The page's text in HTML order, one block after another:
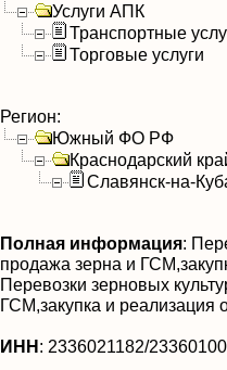
Услуги АПК
Транспортные
Торговые услуги
Регион:
Южный ФО РФ
Краснодарский
Славянск-на-
Полная информация:
продажа зерна и
Перевозки зерновых
ГСМ,закупка и реализация
ИНН: 2336021182/